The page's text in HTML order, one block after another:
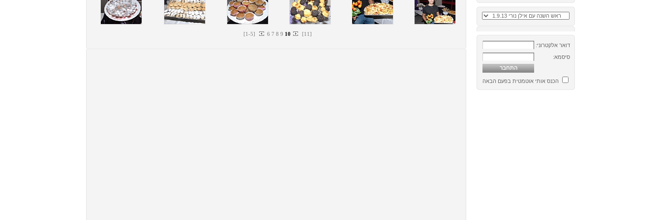
דואר אלקטרוני:
סיסמא:
הכנס אותי אוטמטית בפעם הבאה
[1-5] 6 7 8 9 10 [11]